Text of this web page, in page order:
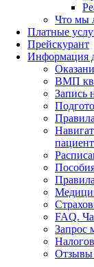
Что мы
Платные
Прейскурант
Информация
ВМП
Запись
FAQ.
Запрос
Отзывы